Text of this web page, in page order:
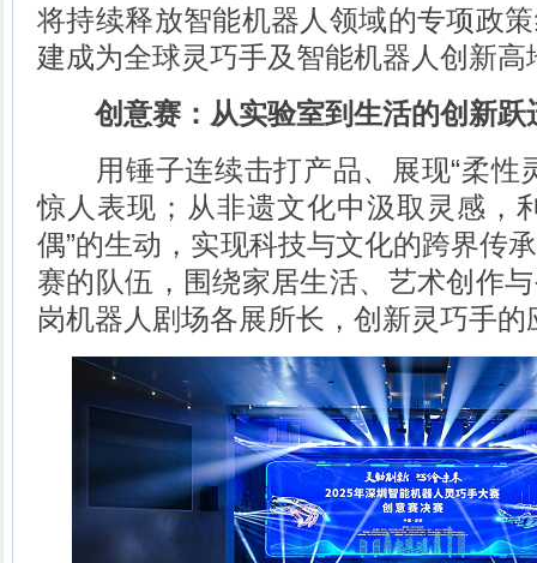
将持续释放智能机器人领域的专项政
建成为全球灵巧手及智能机器人创新高
创意赛：从实验室到生活的创新跃
用锤子连续击打产品、展现“柔性
惊人表现；从非遗文化中汲取灵感，
偶”的生动，实现科技与文化的跨界
赛的队伍，围绕家居生活、艺术创作
岗机器人剧场各展所长，创新灵巧手的